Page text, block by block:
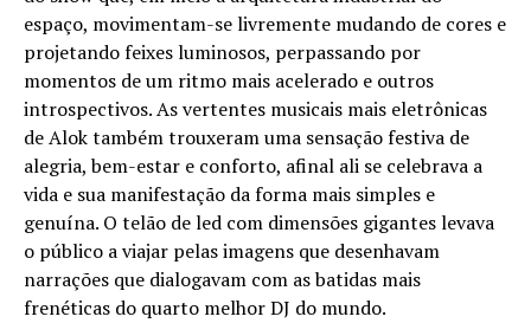
espaço, movimentam-se livremente mudando de cores e
projetando feixes luminosos, perpassando por
momentos de um ritmo mais acelerado e outros
introspectivos. As vertentes musicais mais eletrônicas
de Alok também trouxeram uma sensação festiva de
alegria, bem-estar e conforto, afinal ali se celebrava a
vida e sua manifestação da forma mais simples e
genuína. O telão de led com dimensões gigantes levava
o público a viajar pelas imagens que desenhavam
narrações que dialogavam com as batidas mais
frenéticas do quarto melhor DJ do mundo.